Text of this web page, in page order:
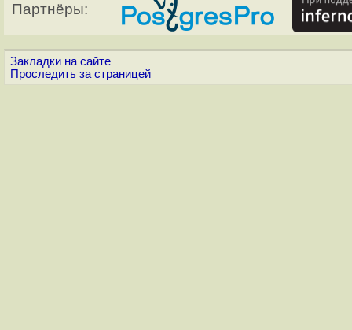
Партнёры:
Закладки на сайте
Проследить за страницей